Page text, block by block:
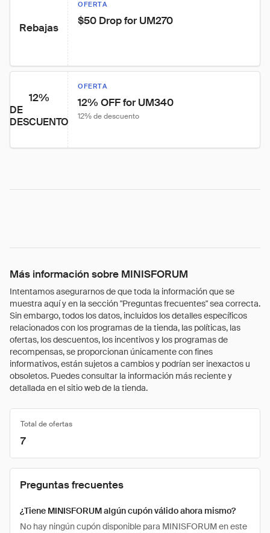
Rebajas
OFERTA
$50 Drop for UM270
12%
DE
DESCUENTO
OFERTA
12% OFF for UM340
12% de descuento
Más información sobre MINISFORUM
Intentamos asegurarnos de que toda la información que se
muestra aquí y en la sección "Preguntas frecuentes" sea correcta.
Sin embargo, todos los datos, incluidos los detalles específicos
relacionados con los programas de la tienda, las políticas, las
ofertas, los descuentos, los incentivos y los programas de
recompensas, se proporcionan únicamente con fines
informativos, están sujetos a cambios y podrían ser inexactos u
obsoletos. Puedes consultar la información más reciente y
detallada en el sitio web de la tienda.
Total de ofertas
7
Preguntas frecuentes
¿Tiene MINISFORUM algún cupón válido ahora mismo?
No hay ningún cupón disponible para MINISFORUM en este